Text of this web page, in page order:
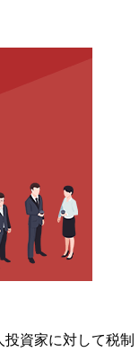
資家に対して税制